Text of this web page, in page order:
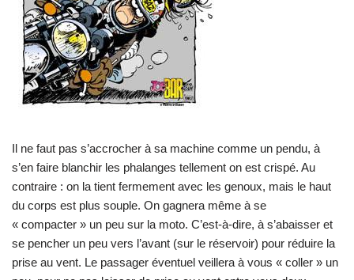
Il ne faut pas s’accrocher à sa machine comme un pendu, à
s’en faire blanchir les phalanges tellement on est crispé. Au
contraire : on la tient fermement avec les genoux, mais le haut
du corps est plus souple. On gagnera même à se
« compacter » un peu sur la moto. C’est-à-dire, à s’abaisser et
se pencher un peu vers l’avant (sur le réservoir) pour réduire la
prise au vent. Le passager éventuel veillera à vous « coller » un